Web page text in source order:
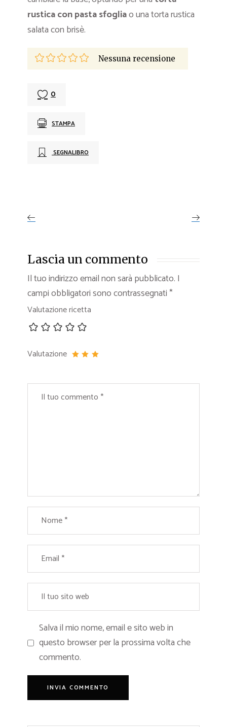
rustica con pasta sfogliao una torta rustica
salata con brisè.
Nessuna recensione
0
STAMPA
SEGNALIBRO
Lascia un commento
Il tuo indirizzo email non sarà pubblicato. I
campi obbligatori sono contrassegnati*
Valutazione ricetta
Valutazione
Salva il mio nome, email e sito web in
questo browser per la prossima volta che
commento.